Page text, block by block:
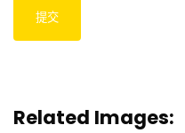
提交
Related Images: